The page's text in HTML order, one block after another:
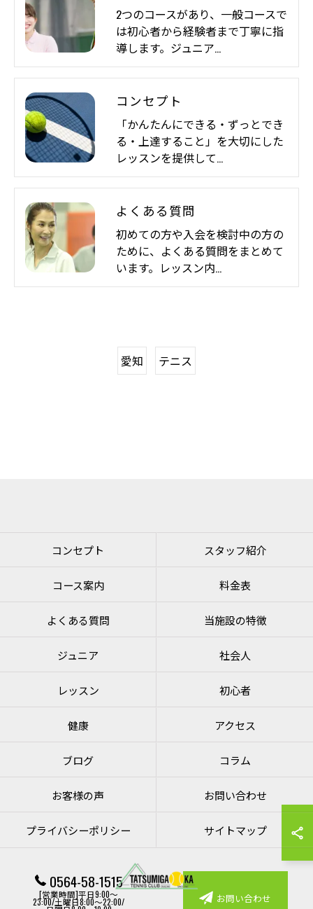
2つのコースがあり、一般コースで
は初心者から経験者まで丁寧に指
導します。ジュニア…
コンセプト
「かんたんにできる・ずっとでき
る・上達すること」を大切にした
レッスンを提供して…
よくある質問
初めての方や入会を検討中の方の
ために、よくある質問をまとめて
います。レッスン内…
愛知 テニス
0564-58-1515
[営業時間]平日9:00～
23:00/土曜日8:00～22:00/ お問い合わせ
コンセプト スタッフ紹介
コース案内 料金表
よくある質問 当施設の特徴
ジュニア 社会人
レッスン 初心者
健康 アクセス
ブログ コラム
お客様の声 お問い合わせ
プライバシーポリシー サイトマップ